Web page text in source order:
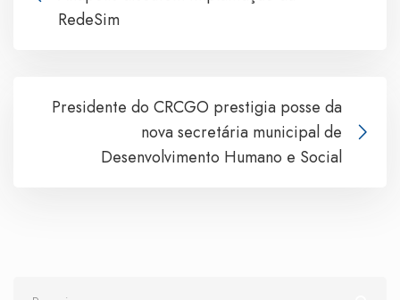
RedeSim
Presidente do CRCGO prestigia posse da
nova secretária municipal de
Desenvolvimento Humano e Social